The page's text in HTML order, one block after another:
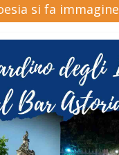
si fa immagine